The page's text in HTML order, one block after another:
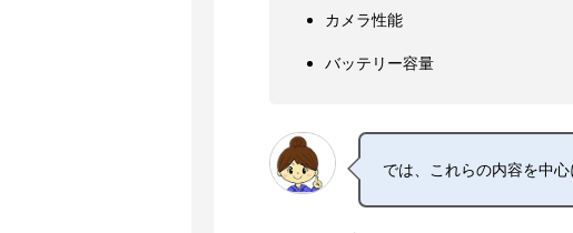
カメラ性能
バッテリー容量
では、これらの内容を中心